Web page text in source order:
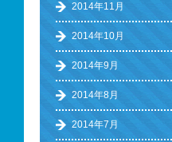
2014年11月
2014年10月
2014年9月
2014年8月
2014年7月